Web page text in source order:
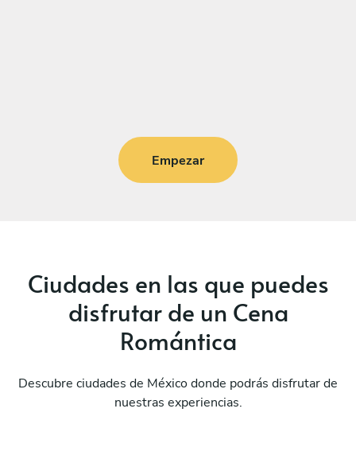
Empezar
Ciudades en las que puedes
disfrutar de un Cena
Romántica
Descubre ciudades de México donde podrás disfrutar de
nuestras experiencias.